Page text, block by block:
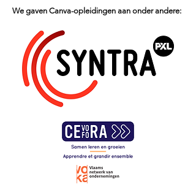
We gaven Canva-opleidingen aan onder andere: